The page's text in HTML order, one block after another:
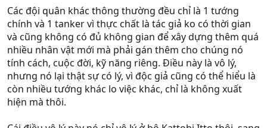
Các đội quân khác thông thường đều chỉ là 1 tướng
chính và 1 tanker vì thực chất là tác giả ko có thời gian
và cũng không có đủ không gian để xây dựng thêm quá
nhiều nhân vật mới mà phải gán thêm cho chúng nó
tính cách, cuộc đời, kỹ năng riêng. Điều này là vô lý,
nhưng nó lại thật sự có lý, vì độc giả cũng có thể hiểu là
còn nhiều tướng khác lo việc khác, chỉ là không xuất
hiện mà thôi.